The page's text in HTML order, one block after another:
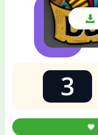
3